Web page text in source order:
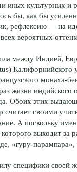
иных культурных и
бы, как бы
рефлексию — на
вероятных
между Индией,
монаха-
жизни индийского
Обоих этих
считает своими
А поскольку
выходит за
«гуру-парампара»,
специфики своей